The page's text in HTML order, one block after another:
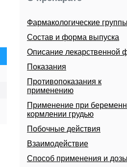
Фармакологические группы
Состав и форма выпуска
Описание лекарственной
Показания
Противопоказания к
применению
Применение при
кормлении грудью
Побочные действия
Взаимодействие
Способ применения и дозы